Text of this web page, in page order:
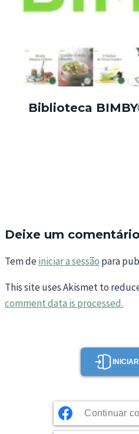
Biblioteca
Deixe um comentário
Tem deiniciar a sessão para
This site uses Akismet to
comment data is processed.
Continuar